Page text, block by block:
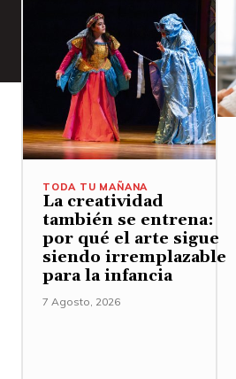
TODA TU MAÑANA
La creatividad
también se entrena:
por qué el arte sigue
siendo irremplazable
para la infancia
7 Agosto, 2026